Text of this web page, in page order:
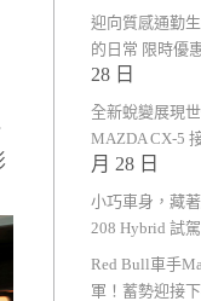
迎向質感通勤
的日常 限時優
28 日
全新蛻變展現
MAZDA CX-5
月 28 日
小巧車身，藏
208 Hybrid 試駕
Red Bull車手
軍！蓄勢迎接